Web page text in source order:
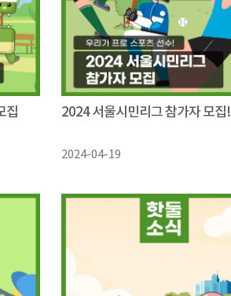
집 2024 서울시민리그 참가자 모집!
2024-04-19